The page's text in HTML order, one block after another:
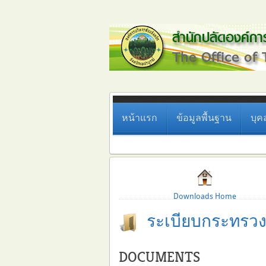
หน้าแรก ข้อมูลพื้นฐาน บุค
Downloads Home
ระเบียบกระทร
DOCUMENTS